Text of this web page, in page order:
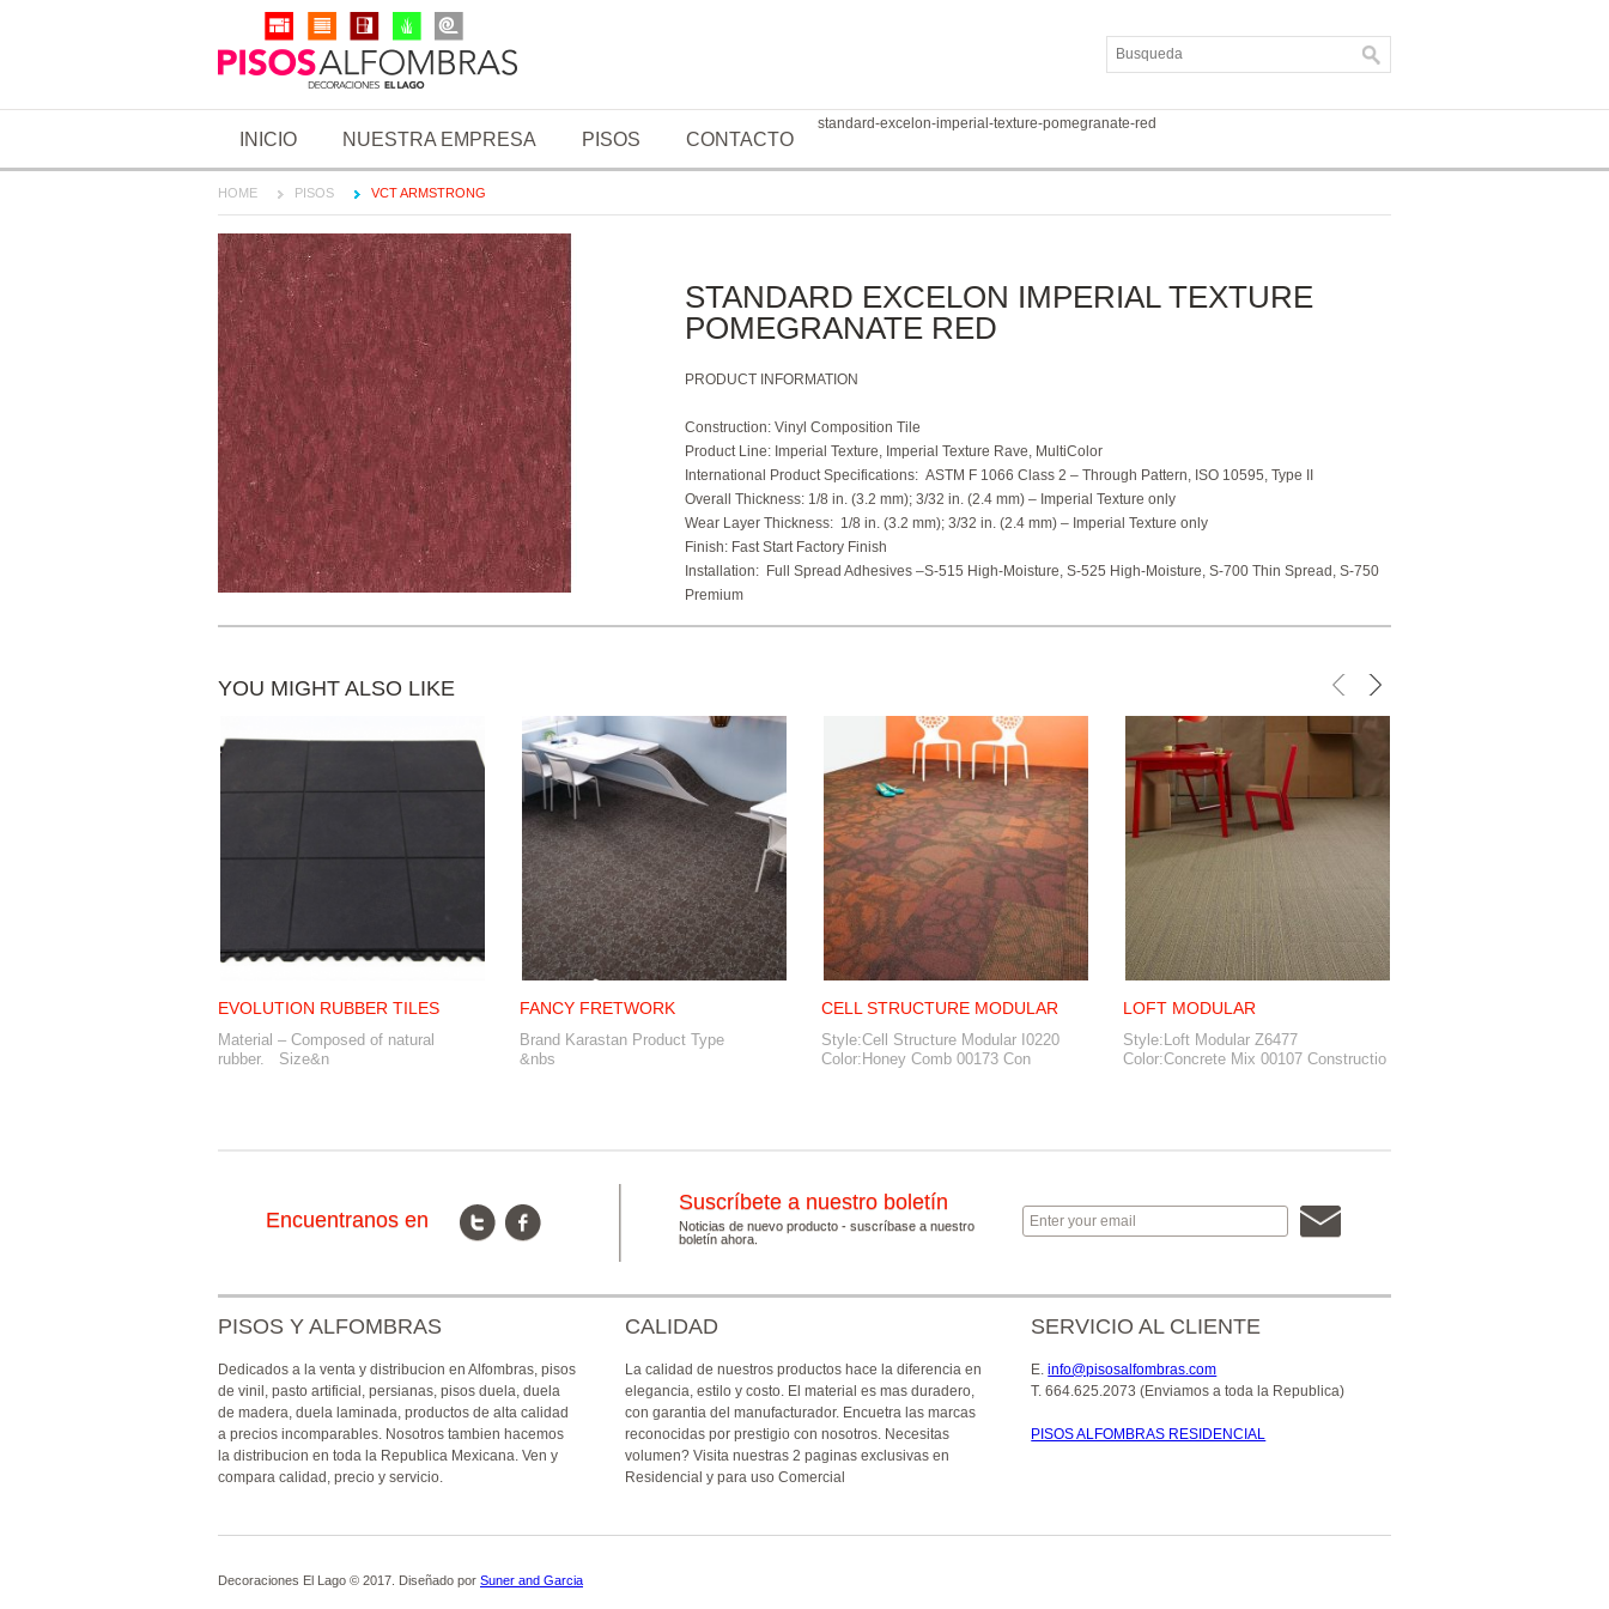
INICIO NUESTRA EMPRESA
standard-excelon-imperial-texture-pomegranate-red
PISOS CONTACTO
HOME PISOS VCT ARMSTRONG
STANDARD EXCELON IMPERIAL TEXTURE
POMEGRANATE RED
PRODUCT INFORMATION
Construction: Vinyl Composition Tile
Product Line: Imperial Texture, Imperial Texture Rave, MultiColor
International Product Specifications: ASTM F 1066 Class 2 – Through Pattern, ISO 10595, Type II
Overall Thickness: 1/8 in. (3.2 mm); 3/32 in. (2.4 mm) – Imperial Texture only
Wear Layer Thickness: 1/8 in. (3.2 mm); 3/32 in. (2.4 mm) – Imperial Texture only
Finish: Fast Start Factory Finish
Installation: Full Spread Adhesives –S-515 High-Moisture, S-525 High-Moisture, S-700 Thin Spread, S-750
Premium
YOU MIGHT ALSO LIKE
EVOLUTION RUBBER TILES
Material – Composed of natural
rubber. Size&n
FANCY FRETWORK
Brand Karastan Product Type
&nbs
CELL STRUCTURE MODULAR
Style:Cell Structure Modular I0220
Color:Honey Comb 00173 Con
LOFT MODULAR
Style:Loft Modular Z6477
Color:Concrete Mix 00107 Constructio
Encuentranos en
Suscríbete a nuestro boletín
Noticias de nuevo producto - suscríbase a nuestro
boletín ahora.
PISOS Y ALFOMBRAS
Dedicados a la venta y distribucion en Alfombras, pisos
de vinil, pasto artificial, persianas, pisos duela, duela
de madera, duela laminada, productos de alta calidad
a precios incomparables. Nosotros tambien hacemos
la distribucion en toda la Republica Mexicana. Ven y
compara calidad, precio y servicio.
CALIDAD
La calidad de nuestros productos hace la diferencia en
elegancia, estilo y costo. El material es mas duradero,
con garantia del manufacturador. Encuetra las marcas
reconocidas por prestigio con nosotros. Necesitas
volumen? Visita nuestras 2 paginas exclusivas en
Residencial y para uso Comercial
SERVICIO AL CLIENTE
E.info@pisosalfombras.com
T. 664.625.2073 (Enviamos a toda la Republica)
PISOS ALFOMBRAS RESIDENCIAL
Decoraciones El Lago © 2017. Diseñado por Suner and Garcia